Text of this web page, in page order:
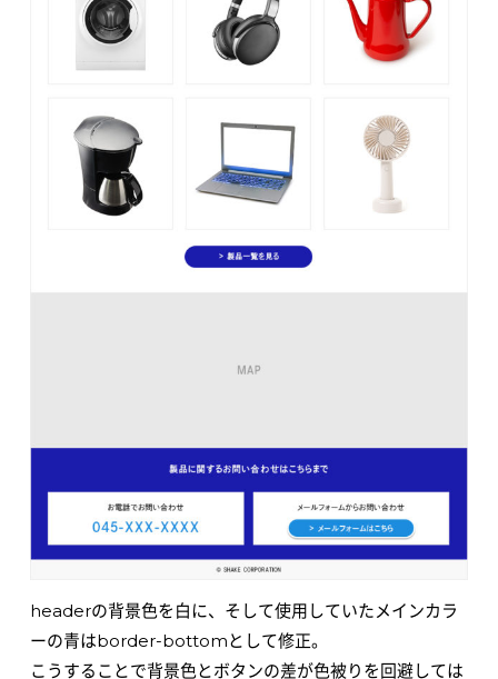
headerの背景色を白に、そして使用していたメインカラ
ーの青はborder-bottomとして修正。
こうすることで背景色とボタンの差が色被りを回避しては